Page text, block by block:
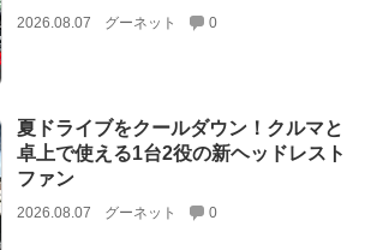
2026.08.07 グーネット 0
夏ドライブをクールダウン！クルマと
卓上で使える1台2役の新ヘッドレスト
ファン
2026.08.07 グーネット 0